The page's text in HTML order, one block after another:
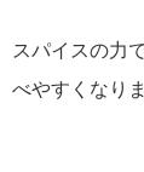
スパイスの力
べやすくなり